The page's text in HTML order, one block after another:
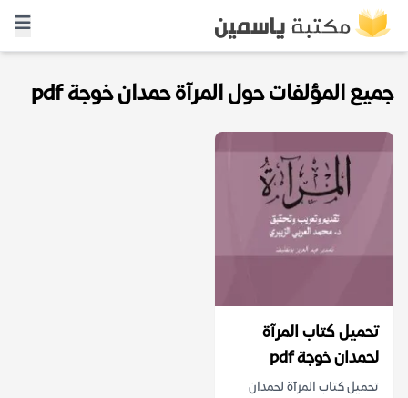
جميع المؤلفات حول المرآة حمدان خوجة pdf
تحميل كتاب المرآة
لحمدان خوجة pdf
تحميل كتاب المرآة لحمدان